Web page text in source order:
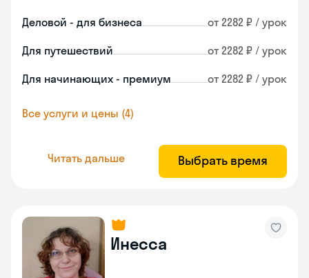
Деловой - для бизнеса от 2282 ₽ / урок
Для путешествий от 2282 ₽ / урок
Для начинающих - премиум от 2282 ₽ / урок
Все услуги и цены (4)
Читать дальше Выбрать время
Инесса